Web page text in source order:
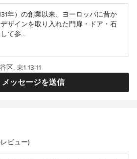
年）の創業以来、ヨーロッパに昔か
ザインを取り入れた門扉・ドア・石
て参...
メッセージを送信
区, 東1-13-11
5ビュー)